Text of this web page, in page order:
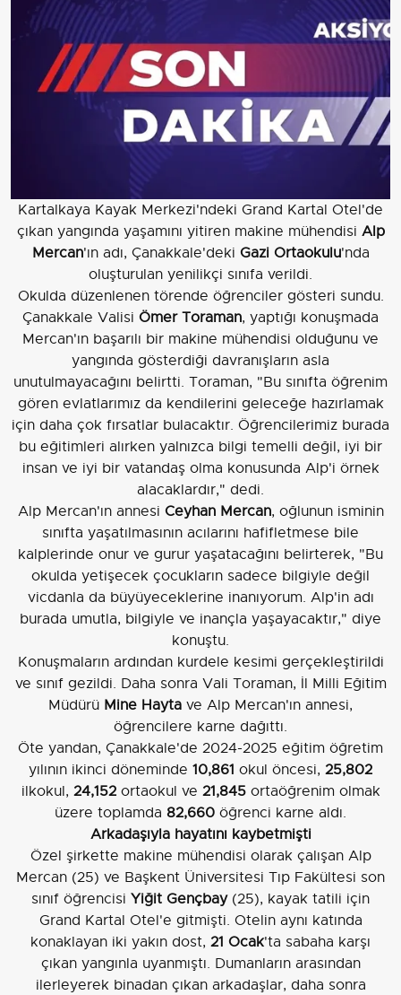
Kartalkaya Kayak Merkezi'ndeki Grand Kartal Otel'de
çıkan yangında yaşamını yitiren makine mühendisi Alp
Mercan'ın adı, Çanakkale'deki Gazi Ortaokulu'nda
oluşturulan yenilikçi sınıfa verildi.
Okulda düzenlenen törende öğrenciler gösteri sundu.
Çanakkale Valisi Ömer Toraman, yaptığı konuşmada
Mercan'ın başarılı bir makine mühendisi olduğunu ve
yangında gösterdiği davranışların asla
unutulmayacağını belirtti. Toraman, "Bu sınıfta öğrenim
gören evlatlarımız da kendilerini geleceğe hazırlamak
için daha çok fırsatlar bulacaktır. Öğrencilerimiz burada
bu eğitimleri alırken yalnızca bilgi temelli değil, iyi bir
insan ve iyi bir vatandaş olma konusunda Alp'i örnek
alacaklardır," dedi.
Alp Mercan'ın annesi Ceyhan Mercan, oğlunun isminin
sınıfta yaşatılmasının acılarını hafifletmese bile
kalplerinde onur ve gurur yaşatacağını belirterek, "Bu
okulda yetişecek çocukların sadece bilgiyle değil
vicdanla da büyüyeceklerine inanıyorum. Alp'in adı
burada umutla, bilgiyle ve inançla yaşayacaktır," diye
konuştu.
Konuşmaların ardından kurdele kesimi gerçekleştirildi
ve sınıf gezildi. Daha sonra Vali Toraman, İl Milli Eğitim
Müdürü Mine Hayta ve Alp Mercan'ın annesi,
öğrencilere karne dağıttı.
Öte yandan, Çanakkale'de 2024-2025 eğitim öğretim
yılının ikinci döneminde 10,861 okul öncesi, 25,802
ilkokul, 24,152ortaokul ve 21,845ortaöğrenim olmak
üzere toplamda 82,660 öğrenci karne aldı.
Arkadaşıyla hayatını kaybetmişti
Özel şirkette makine mühendisi olarak çalışan Alp
Mercan (25) ve Başkent Üniversitesi Tıp Fakültesi son
sınıf öğrencisi Yiğit Gençbay(25), kayak tatili için
Grand Kartal Otel'e gitmişti. Otelin aynı katında
konaklayan iki yakın dost, 21 Ocak'ta sabaha karşı
çıkan yangınla uyanmıştı. Dumanların arasından
ilerleyerek binadan çıkan arkadaşlar, daha sonra